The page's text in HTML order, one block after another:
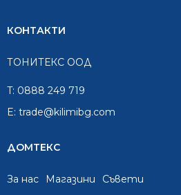
КОНТАКТИ
ТОНИТЕКС ООД
T: 0888 249 719
E: trade@kilimibg.com
ДОМТЕКС
За нас Mагазини Съвети